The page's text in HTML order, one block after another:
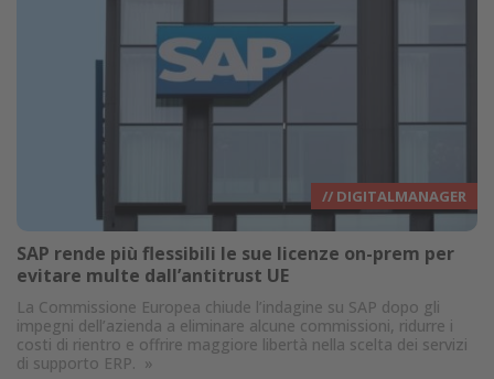
// DIGITALMANAGER
SAP rende più flessibili le sue licenze on-prem per
evitare multe dall’antitrust UE
La Commissione Europea chiude l’indagine su SAP dopo gli
impegni dell’azienda a eliminare alcune commissioni, ridurre i
costi di rientro e offrire maggiore libertà nella scelta dei servizi
di supporto ERP. »